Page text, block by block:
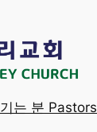
는 분 Pastors